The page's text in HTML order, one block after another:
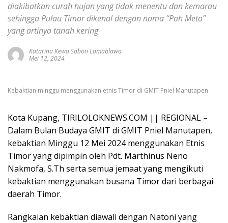
diakibatkan curah hujan yang tidak menentu dan kemarau
sehingga Pulau Timor dikenal dengan nama “Pah Meto”
yang artinya tanah kering
Katarina Kewa Sabon Lamablawa
Mei 12, 2024
Kebaktian minggu menggunakan etnis Timor di GMIT Pniel Manutapen
Kota Kupang, TIRILOLOKNEWS.COM || REGIONAL –
Dalam Bulan Budaya GMIT di GMIT Pniel Manutapen,
kebaktian Minggu 12 Mei 2024 menggunakan Etnis
Timor yang dipimpin oleh Pdt. Marthinus Neno
Nakmofa, S.Th serta semua jemaat yang mengikuti
kebaktian menggunakan busana Timor dari berbagai
daerah Timor.
Rangkaian kebaktian diawali dengan Natoni yang